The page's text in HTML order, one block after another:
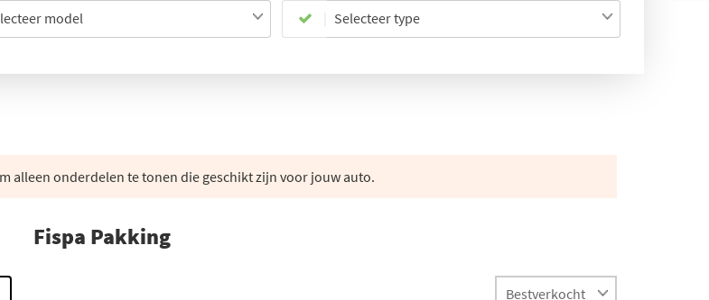
model Selecteer type
alleen onderdelen te tonen die geschikt zijn voor jouw auto.
Fispa Pakking